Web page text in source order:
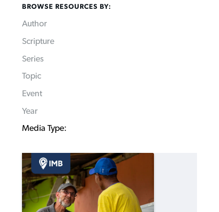
BROWSE RESOURCES BY:
Author
Scripture
Series
Topic
Event
Year
Media Type: